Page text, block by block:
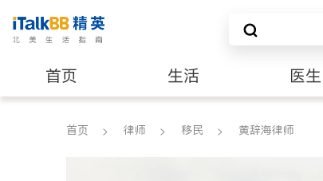
首页 生活 医生
养老 非盈利组织
首页 律师 移民 黄辞海律师